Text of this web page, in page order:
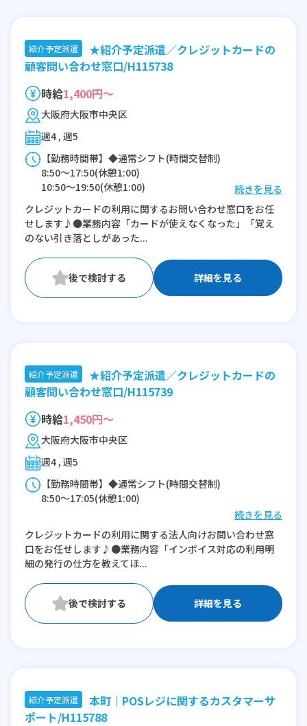
紹介予定派遣
★紹介予定派遣／クレジットカードの
顧客問い合わせ窓口/H115738
時給1,400円～
大阪府大阪市中央区
週4 , 週5
【勤務時間帯】◆通常シフト(時間交替制)
8:50〜17:50(休憩1:00)
10:50〜19:50(休憩1:00)
※残業：0〜10時間程度/月
続きを見る
クレジットカードの利用に関するお問い合わせ窓口をお任
せします♪●業務内容「カードが使えなくなった」「覚え
のない引き落としがあった...
詳細を見る
紹介予定派遣
★紹介予定派遣／クレジットカードの
顧客問い合わせ窓口/H115739
時給1,450円～
大阪府大阪市中央区
週4 , 週5
【勤務時間帯】◆通常シフト(時間交替制)
8:50〜17:05(休憩1:00)
続きを見る
クレジットカードの利用に関する法人向けお問い合わせ窓
口をお任せします♪●業務内容「インボイス対応の利用明
細の発行の仕方を教えてほ...
詳細を見る
紹介予定派遣
本町｜POSレジに関するカスタマーサ
ポート/H115788